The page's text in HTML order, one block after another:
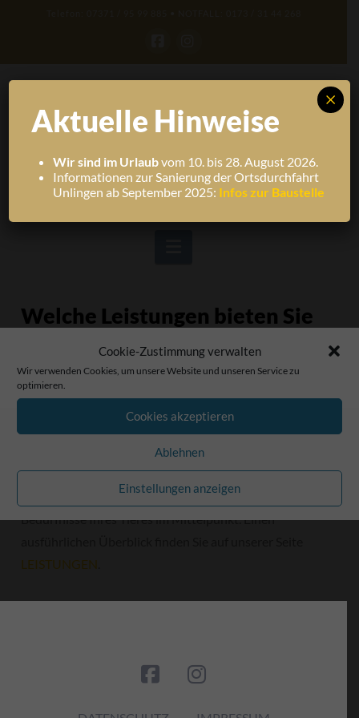
Cookie-Zustimmung verwalten
Wir verwenden Cookies, um unsere Website und unseren Service zu
optimieren.
Cookies akzeptieren
Ablehnen
Einstellungen anzeigen
Welche Leistungen bieten Sie
Heike Mohn 21. Juli 2025
Zahnsanierungen und Weichteiloperationen bis hin zu
Ernährungsberatung und Altersbegleitung. Dabei
stehen immer das Wohlbefinden und die individuellen
Bedürfnisse Ihres Tieres im Mittelpunkt. Einen
LEISTUNGEN
Aktuelle Hinweise
Wir sind im Urlaubvom 10. bis 28. August 2026.
Informationen zur Sanierung der Ortsdurchfahrt
Unlingen ab September 2025: Infos zur Baustelle
×